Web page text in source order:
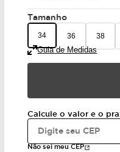
Tamanho
34 36 38
Guia de Medidas
Calcule o valor e o
Não sei meu CEP